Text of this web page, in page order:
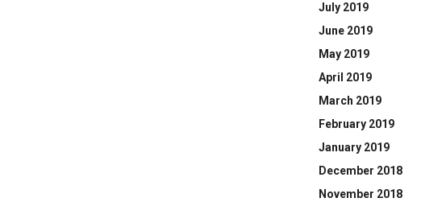
July 2019
June 2019
May 2019
April 2019
March 2019
February 2019
January 2019
December 2018
November 2018